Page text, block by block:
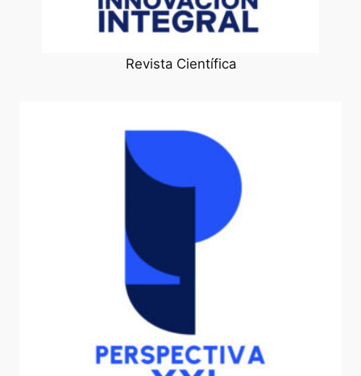
Revista Científica